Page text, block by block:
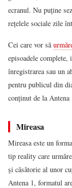
ecranul. Nu puține
rețelele sociale zile
Cei care vor să
episoadele complete,
înregistrarea sau un
pentru publicul din
conținut de la
Mireasa
Mireasa este un
tip reality care
și căsătorie al unor
Antena 1, formatul